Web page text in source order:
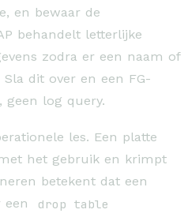
en bewaar de
behandelt letterlijke
zodra er een naam of
dit over en een FG-
geen log query.
les. Een platte
het gebruik en krimpt
betekent dat een
een
drop table